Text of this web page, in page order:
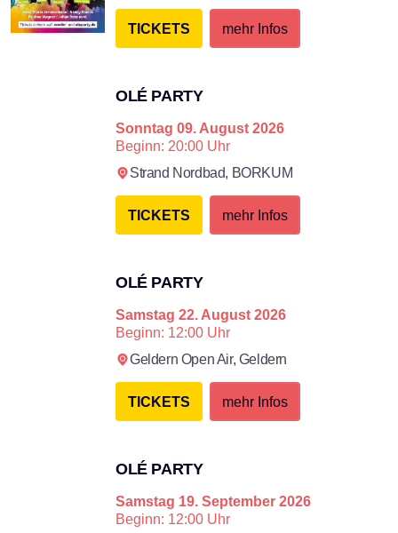
TICKETS mehr Infos
OLÉ PARTY
Sonntag 09. August 2026
Beginn: 20:00 Uhr
Strand Nordbad, BORKUM
TICKETS mehr Infos
OLÉ PARTY
Samstag 22. August 2026
Beginn: 12:00 Uhr
Geldern Open Air, Geldern
TICKETS mehr Infos
OLÉ PARTY
Samstag 19. September 2026
Beginn: 12:00 Uhr